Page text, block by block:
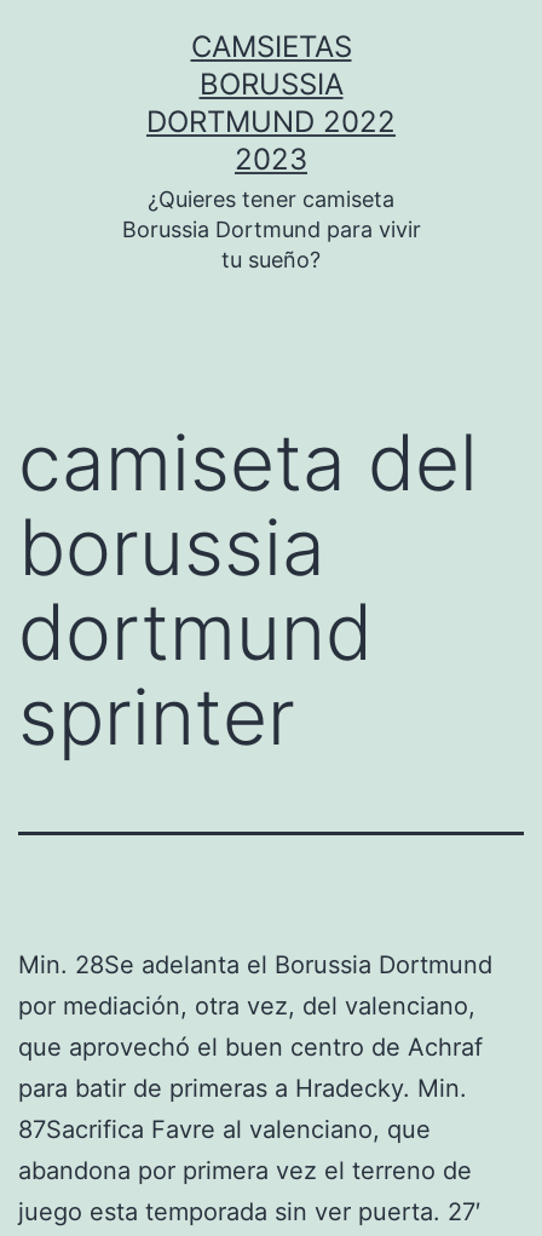
CAMSIETAS
BORUSSIA
DORTMUND 2022
2023
¿Quieres tener camiseta
Borussia Dortmund para vivir
tu sueño?
camiseta del
borussia
dortmund
sprinter
Min. 28Se adelanta el Borussia Dortmund
por mediación, otra vez, del valenciano,
que aprovechó el buen centro de Achraf
para batir de primeras a Hradecky. Min.
87Sacrifica Favre al valenciano, que
abandona por primera vez el terreno de
juego esta temporada sin ver puerta. 27′